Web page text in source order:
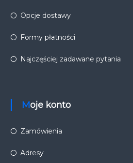
Opcje dostawy
Formy płatności
Najczęściej zadawane pytania
Moje konto
Zamówienia
Adresy